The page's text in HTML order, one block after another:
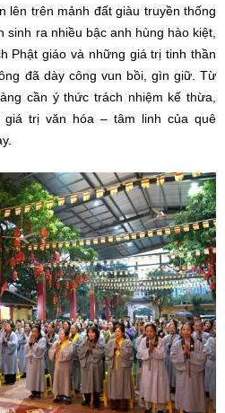
lên trên mảnh đất giàu truyền thống
ra nhiều bậc anh hùng hào kiệt,
Phật giáo và những giá trị tinh thần
đã dày công vun bồi, gìn giữ. Từ
cần ý thức trách nhiệm kế thừa,
trị văn hóa – tâm linh của quê